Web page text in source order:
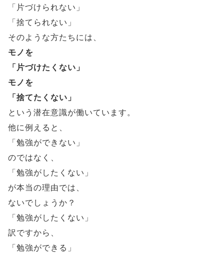
「片づけられない」
「捨てられない」
そのような方たちには、
モノを
「片づけたくない」
モノを
「捨てたくない」
という潜在意識が働いています。
他に例えると、
「勉強ができない」
のではなく、
「勉強がしたくない」
が本当の理由では、
ないでしょうか？
「勉強がしたくない」
訳ですから、
「勉強ができる」